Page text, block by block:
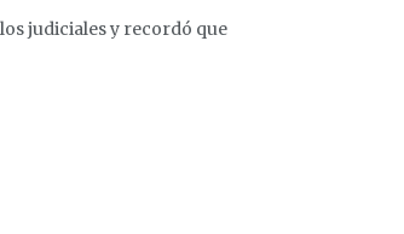
judiciales y recordó que